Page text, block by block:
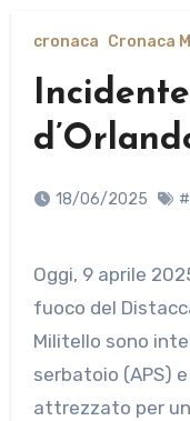
cronaca Cronaca
18/06/2025
Oggi, 9 aprile 2025, alle ore 11:30 circa, i Vigili del
fuoco del
Militello sono
serbatoio (APS)
attrezzato per